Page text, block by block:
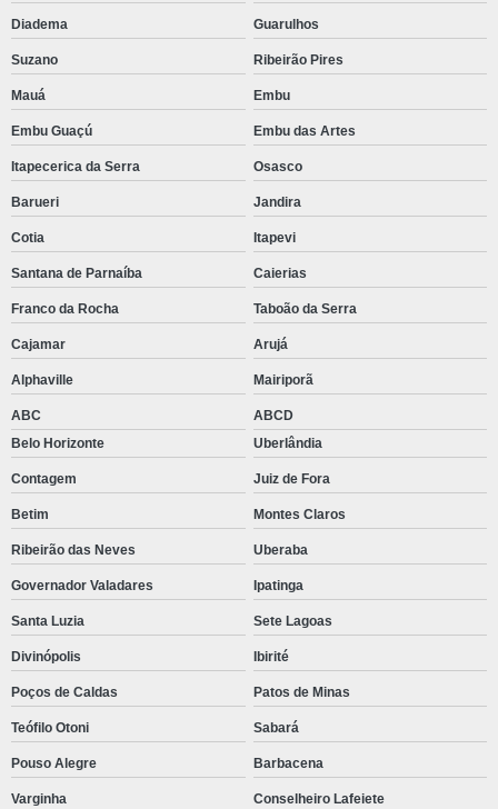
Diadema Guarulhos
Suzano Ribeirão Pires
Mauá Embu
Embu Guaçú Embu das Artes
Itapecerica da Serra Osasco
Barueri Jandira
Cotia Itapevi
Santana de Parnaíba Caierias
Franco da Rocha Taboão da Serra
Cajamar Arujá
Alphaville Mairiporã
ABC
ABCD
Belo Horizonte
Uberlândia
Contagem Juiz de Fora
Betim Montes Claros
Ribeirão das Neves Uberaba
Governador Valadares Ipatinga
Santa Luzia Sete Lagoas
Divinópolis Ibirité
Poços de Caldas Patos de Minas
Teófilo Otoni Sabará
Pouso Alegre Barbacena
Varginha Conselheiro Lafeiete